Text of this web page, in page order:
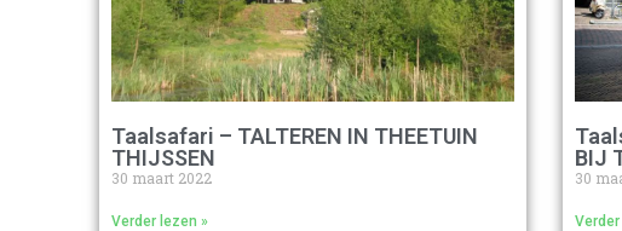
Taalsafari – TALTEREN IN THEETUIN
THIJSSEN
30 maart 2022
Verder lezen »
BIJ
30